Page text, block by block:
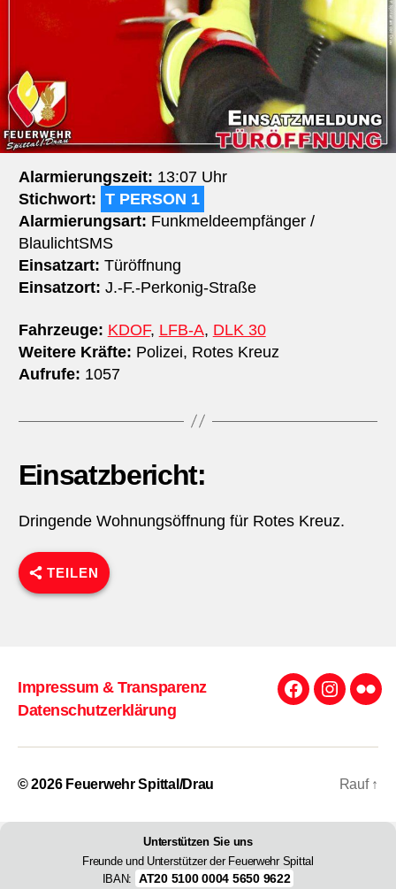
Alarmierungszeit: 13:07 Uhr
Stichwort: T PERSON 1
Alarmierungsart: Funkmeldeempfänger /
BlaulichtSMS
Einsatzart: Türöffnung
Einsatzort: J.​-F.​-Perkonig-Straße
Fahrzeuge: KDOF, LFB-A, DLK 30
Weitere Kräfte: Polizei, Rotes Kreuz
Aufrufe: 1057
Einsatzbericht:
Dringende Wohnungsöffnung für Rotes Kreuz.
TEILEN
Impressum & Transparenz
Datenschutzerklärung
Facebook
© 2026 Feuerwehr Spittal/Drau Rauf ↑
Unterstützen Sie uns
Freunde und Unterstützer der Feuerwehr Spittal
IBAN: AT20 5100 0004 5650 9622